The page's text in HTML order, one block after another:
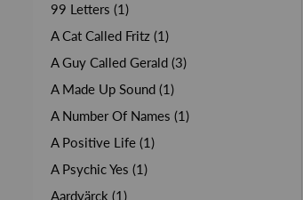
99 Letters (1)
A Cat Called Fritz (1)
A Guy Called Gerald (3)
A Made Up Sound (1)
A Number Of Names (1)
A Positive Life (1)
A Psychic Yes (1)
Aardvärck (1)